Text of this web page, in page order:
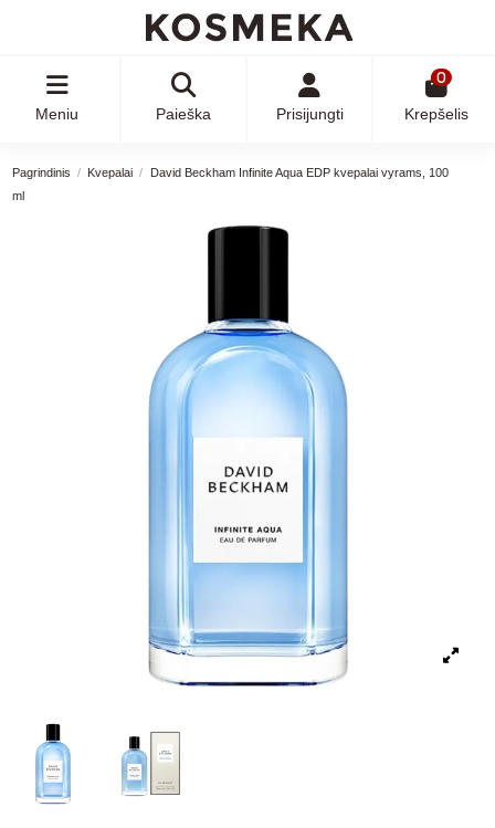
Meniu Paieška Prisijungti
0
Krepšelis
Pagrindinis Kvepalai
David Beckham Infinite Aqua EDP kvepalai vyrams, 100
ml